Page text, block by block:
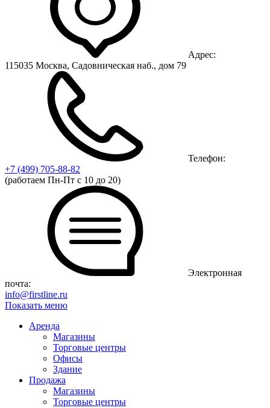
Адрес:
115035 Москва, Садовническая наб., дом 79
Телефон:
+7 (499) 705-88-82
(работаем Пн-Пт с 10 до 20)
Электронная
почта:
info@firstline.ru
Показать меню
Аренда
Магазины
Торговые центры
Офисы
Здание
Продажа
Магазины
Торговые центры